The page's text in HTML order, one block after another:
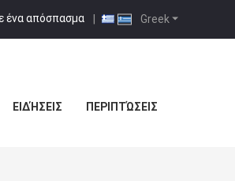
Greek
ένα απόσπασμα |
ΕΙΔΉΣΕΙΣ ΠΕΡΙΠΤΏΣΕΙΣ